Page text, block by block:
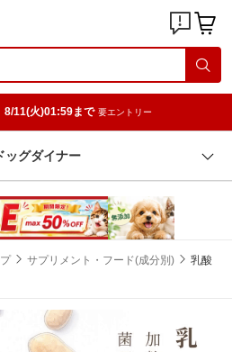
8/11(火)01:59まで 要エントリー
ッグダイナー
サプリメント・フード(成分別)
乳酸